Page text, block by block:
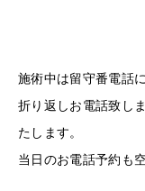
施術中は留守番電話
折り返しお電話致し
たします。
当日のお電話予約も